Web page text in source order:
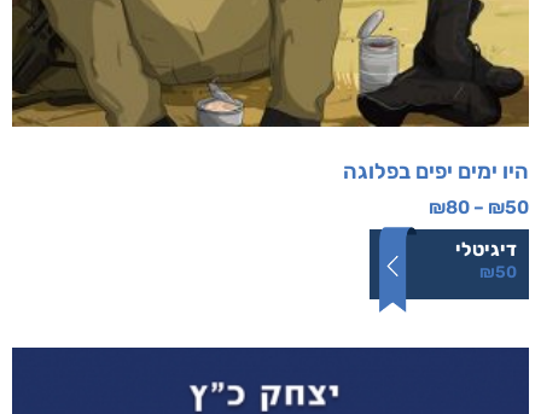
היו ימים יפים בפלוגה
₪50
–
₪80
דיגיטלי
₪50